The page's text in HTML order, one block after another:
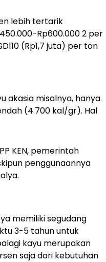
lebih tertarik
Rp600.000 2 per
(Rp1,7 juta) per ton
akasia misalnya, hanya
(4.700 kal/gr). Hal
KEN, pemerintah
penggunaannya
memiliki segudang
3-5 tahun untuk
kayu merupakan
saja dari kebutuhan